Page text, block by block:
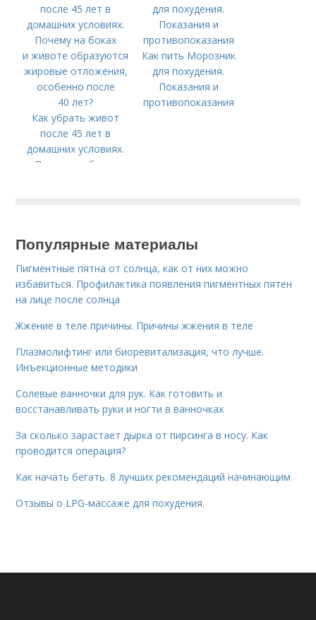
Как убрать живот
после 45 лет в
домашних условиях.
Почему на боках
Как пить Морозник
для похудения.
Показания и
противопоказания
Популярные материалы
Пигментные пятна от солнца, как от них можно
избавиться. Профилактика появления пигментных пятен
на лице после солнца
Жжение в теле причины. Причины жжения в теле
Плазмолифтинг или биоревитализация, что лучше.
Инъекционные методики
Солевые ванночки для рук. Как готовить и
восстанавливать руки и ногти в ванночках
За сколько зарастает дырка от пирсинга в носу. Как
проводится операция?
Как начать бегать. 8 лучших рекомендаций начинающим
Отзывы о LPG-массаже для похудения.